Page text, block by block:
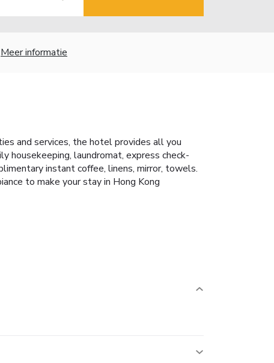
Meer informatie
and services, the hotel provides all you
housekeeping, laundromat, express check-
instant coffee, linens, mirror, towels.
to make your stay in Hong Kong